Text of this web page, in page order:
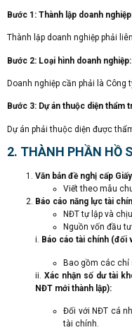
Bước 1: Thành lập doanh
Thành lập doanh nghiệp phải
Bước 2: Loại hình doanh nghiệp:
Doanh nghiệp cần phải là Công
Bước 3: Dự án thuộc diện thẩm
Dự án phải thuộc diện được
2. THÀNH PHẦN HỒ
Văn bản đề nghị cấp
Viết theo mẫu
Báo cáo năng lực tài
NĐT tự lập và
Nguồn vốn đầu
i. Báo cáo tài chính (đối
Bao gồm các chỉ
ii. Xác nhận số dư tài
NĐT mới thành lập):
Đối với NĐT cá
tài chính.